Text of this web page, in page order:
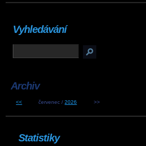
Vyhledávání
Archiv
<< červenec /2026 >>
Statistiky